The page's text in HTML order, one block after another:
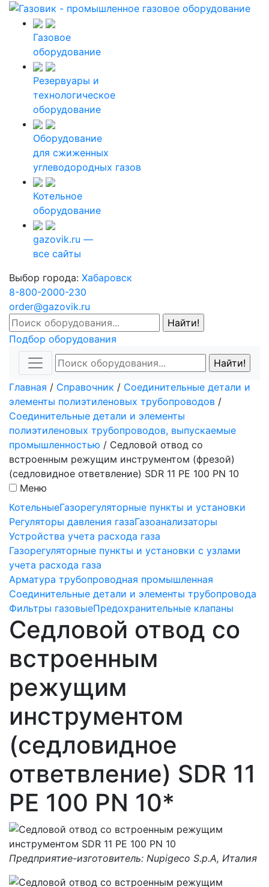
Газовое
оборудование
Резервуары и
технологическое
оборудование
Оборудование
для сжиженных
углеводородных газов
Котельное
оборудование
gazovik.ru —
все сайты
Выбор города: Хабаровск
8-800-2000-230
order@gazovik.ru
Подбор оборудования
Главная / Справочник / Соединительные детали и
элементы полиэтиленовых трубопроводов /
Соединительные детали и элементы
полиэтиленовых трубопроводов, выпускаемые
промышленностью / Седловой отвод со
встроенным режущим инструментом (фрезой)
(седловидное ответвление) SDR 11 PE 100 PN 10
Меню
КотельныеГазорегуляторные пункты и установки
Регуляторы давления газаГазоанализаторы
Устройства учета расхода газа
Газорегуляторные пункты и установки с узлами
учета расхода газа
Арматура трубопроводная промышленная
Соединительные детали и элементы трубопровода
Фильтры газовыеПредохранительные клапаны
Седловой отвод со
встроенным
режущим
инструментом
(седловидное
ответвление) SDR 11
PE 100 PN 10*
Предприятие-изготовитель: Nupigeco S.p.A, Италия